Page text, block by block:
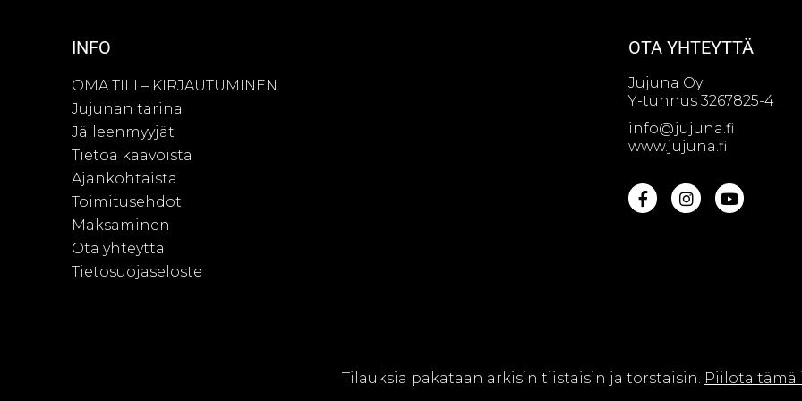
Tilauksia pakataan arkisin tiistaisin ja torstaisin. Piilota tämä
INFO
OMA TILI – KIRJAUTUMINEN
Jujunan tarina
Jälleenmyyjät
Tietoa kaavoista
Ajankohtaista
Toimitusehdot
Maksaminen
Ota yhteyttä
Tietosuojaseloste
OTA YHTEYTTÄ
Jujuna Oy
Y-tunnus 3267825-4
info@jujuna.fi
www.jujuna.fi
© Jujuna Oy || Web design bySivutaikuri Oy